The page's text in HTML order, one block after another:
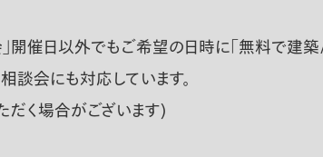
開催日以外でもご希望の日時に「無料で建
談会にも対応しています。
だく場合がございます)